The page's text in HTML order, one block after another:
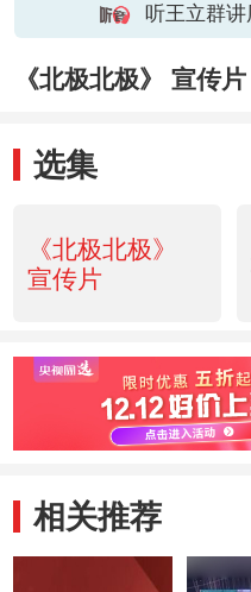
听王立群
《北极北极》 宣传片
选集
《北极北极》
宣传片
相关推荐